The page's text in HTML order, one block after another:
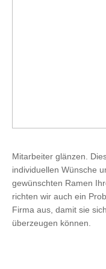
Mitarbeiter glänzen.
individuellen Wünsche
gewünschten Ramen
richten wir auch ein
Firma aus, damit sie
überzeugen können.